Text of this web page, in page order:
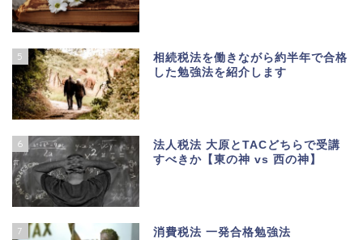
5
相続税法を働きながら約半年で合格
した勉強法を紹介します
6
法人税法 大原とTACどちらで受講
すべきか【東の神 vs 西の神】
7 消費税法 一発合格勉強法